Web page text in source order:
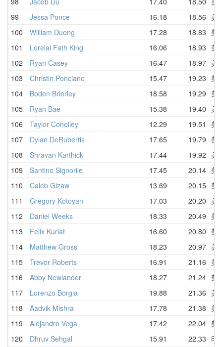
99
Jessa Ponce 16.18 18.56 美
100
William Duong 17.28 18.83 美
101
Lorelai Fath King 16.06 18.93 美
102
Ryan Casey 16.47 18.97 美
103
Christin Ponciano 15.47 19.23 美
104
Boden Brierley 18.58 19.29 美
105
Ryan Bae 15.38 19.40 美
106
Taylor Conolley 12.29 19.51
美
107
Dylan DeRubertis 17.65 19.79 美
108
Shravan Karthick 17.44 19.92 美
109
Santino Signorile 17.45 20.14 美
110
Caleb Gizaw 13.69 20.15 美
111
Gregory Kotoyan 17.03 20.20 美
112
Daniel Weeks 18.33 20.49 美
113
Felix Kurlat 16.60 20.80 美
114
Matthew Gross 18.23 20.97 美
115
Trevor Roberts 16.91 21.16 美
116
Abby Newlander 18.27 21.24 美
117
Lorenzo Borgia 19.88 21.36 美
118
Aadvik Mishra 17.78 21.38 美
119
Alejandro Vega 17.42 22.04 美
120
Dhruv Sehgal 15.91 22.33 印